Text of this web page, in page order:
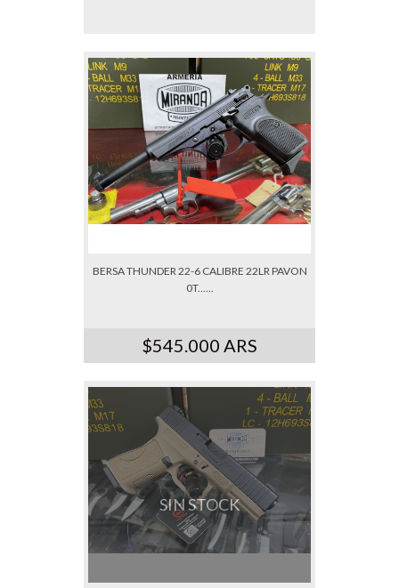
BERSA THUNDER 22-6 CALIBRE 22LR PAVON
0T......
$545.000 ARS
SIN STOCK